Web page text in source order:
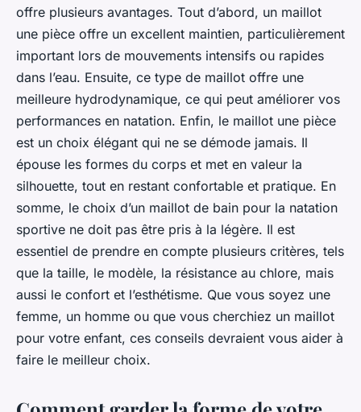
offre plusieurs avantages. Tout d’abord, un maillot
une pièce offre un excellent maintien, particulièrement
important lors de mouvements intensifs ou rapides
dans l’eau. Ensuite, ce type de maillot offre une
meilleure hydrodynamique, ce qui peut améliorer vos
performances en natation. Enfin, le maillot une pièce
est un choix élégant qui ne se démode jamais. Il
épouse les formes du corps et met en valeur la
silhouette, tout en restant confortable et pratique. En
somme, le choix d’un maillot de bain pour la natation
sportive ne doit pas être pris à la légère. Il est
essentiel de prendre en compte plusieurs critères, tels
que la taille, le modèle, la résistance au chlore, mais
aussi le confort et l’esthétisme. Que vous soyez une
femme, un homme ou que vous cherchiez un maillot
pour votre enfant, ces conseils devraient vous aider à
faire le meilleur choix.